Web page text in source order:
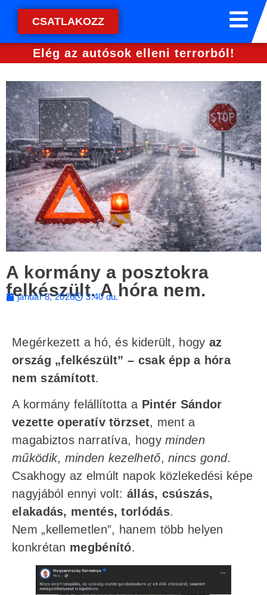
CSATLAKOZZ
Elég az autósok elleni terrorból!
A kormány a posztokra
felkészült. A hóra nem.
január 8, 2026 3:40 du.
Megérkezett a hó, és kiderült, hogy az
ország „felkészült” – csak épp a hóra
nem számított.
A kormány felállította a Pintér Sándor
vezette operatív törzset, ment a
magabiztos narratíva, hogyminden
működik, minden kezelhető,nincs gond.
Csakhogy az elmúlt napok közlekedési képe
nagyjából ennyi volt: állás, csúszás,
elakadás, mentés, torlódás.
Nem „kellemetlen”, hanem több helyen
konkrétan megbénító.